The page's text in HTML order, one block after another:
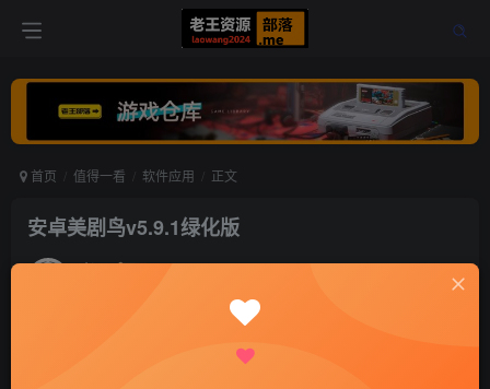
首页 值得一看 软件应用 正文
安卓美剧鸟v5.9.1绿化版
老王 打赏